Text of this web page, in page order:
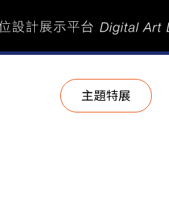
主題特展